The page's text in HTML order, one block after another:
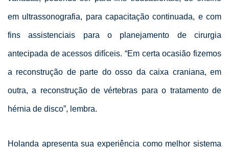
em ultrassonografia, para capacitação continuada, e com
fins assistenciais para o planejamento de cirurgia
antecipada de acessos difíceis. “Em certa ocasião fizemos
a reconstrução de parte do osso da caixa craniana, em
outra, a reconstrução de vértebras para o tratamento de
hérnia de disco”, lembra.
Holanda apresenta sua experiência como melhor sistema